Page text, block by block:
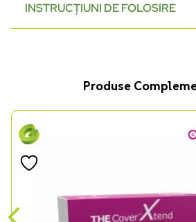
INSTRUCȚIUNI DE FOLOSIRE
Produse